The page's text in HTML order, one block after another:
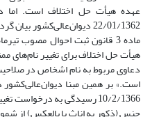
هیأت حل اختلاف برای تغییر نام‌های
دعاو‌ی مربوط به نام اشخاص در
10/2/1366 رسیدگی به